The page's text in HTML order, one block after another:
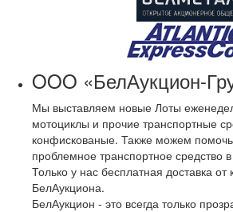
OOO «БелАукцион-
Мы выставляем новые Лоты
мотоциклы и прочие транспортные
конфискованые. Также можем
проблемное транспортное средство
Только у нас бесплатная доставка
БелАукциона.
БелАукцион - это всегда только